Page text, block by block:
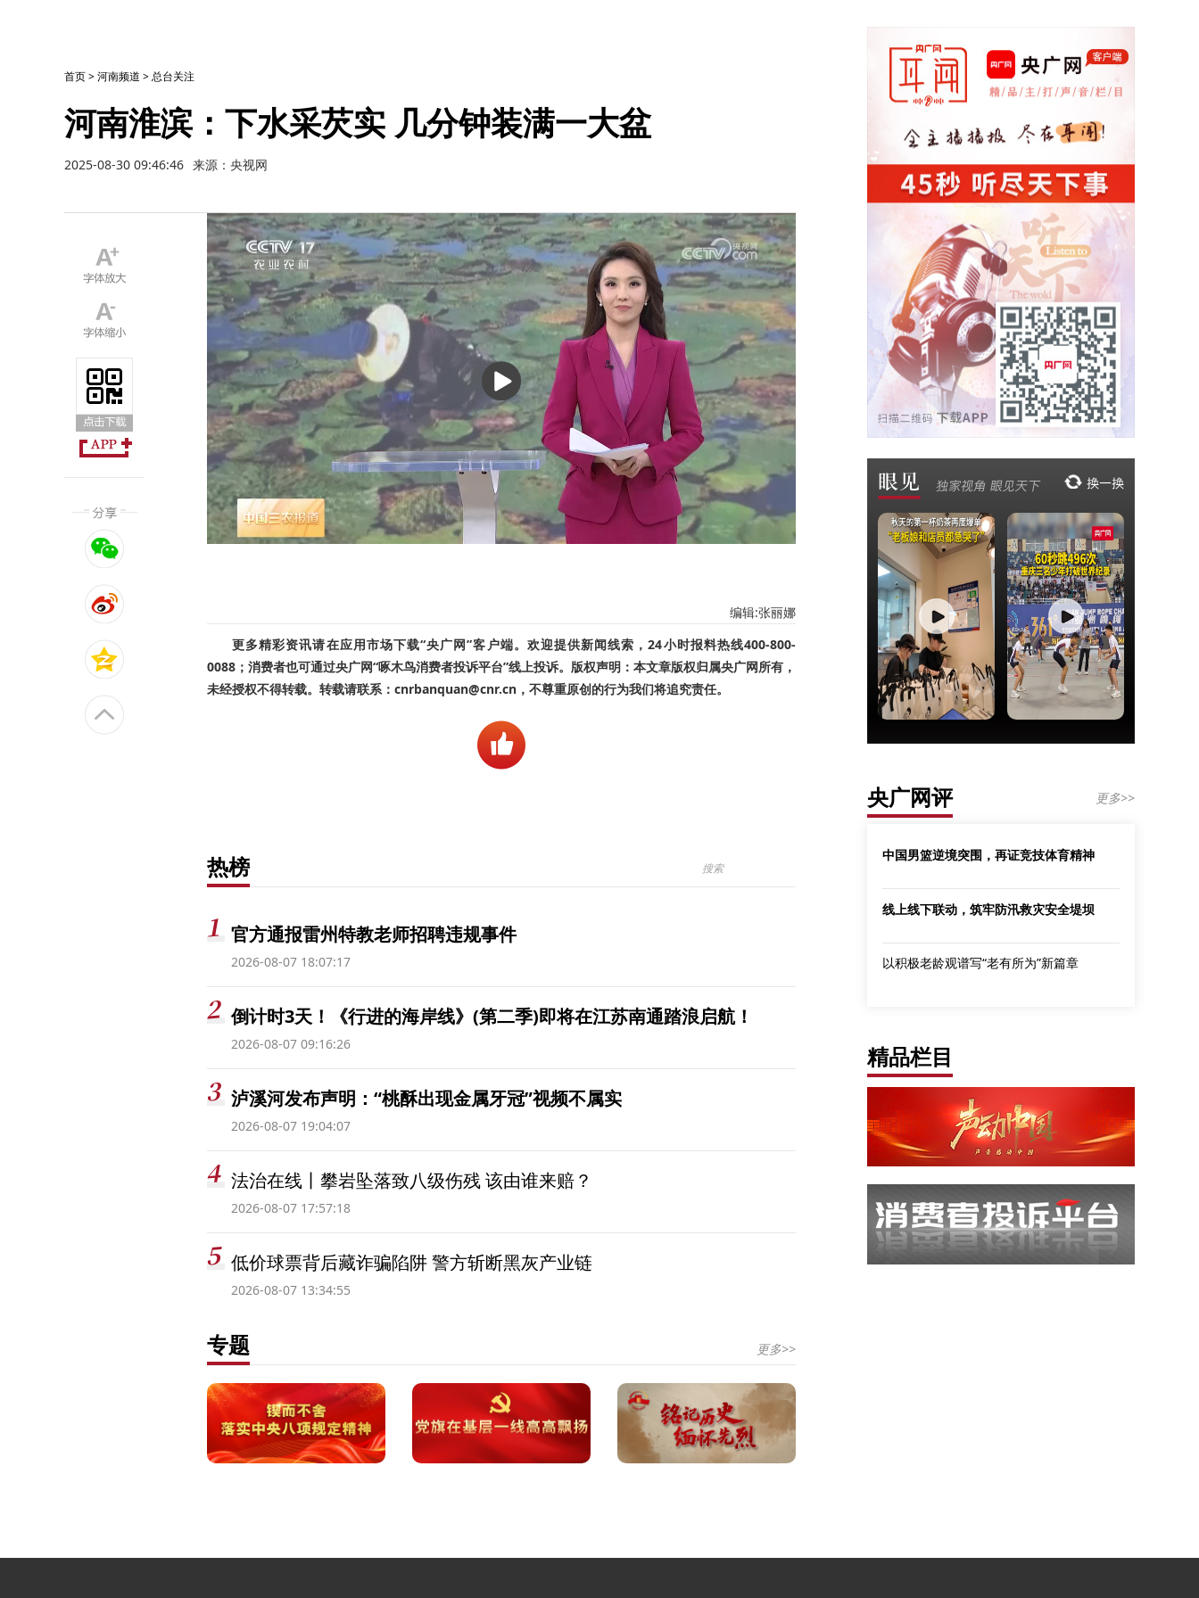
首页>河南频道 >总台关注
河南淮滨：下水采芡实 几分钟装满一大盆
2025-08-30 09:46:46 来源：央视网
播
放
编辑:张丽娜
更多精彩资讯请在应用市场下载“央广网”客户端。欢迎提供新闻线索，24小时报料热线400-800-
0088；消费者也可通过央广网“啄木鸟消费者投诉平台”线上投诉。版权声明：本文章版权归属央广网所有，
未经授权不得转载。转载请联系：cnrbanquan@cnr.cn，不尊重原创的行为我们将追究责任。
热榜
官方通报雷州特教老师招聘违规事件
2026-08-07 18:07:17
倒计时3天！《行进的海岸线》(第二季)即将在江苏南通踏浪启航！
2026-08-07 09:16:26
泸溪河发布声明：“桃酥出现金属牙冠”视频不属实
2026-08-07 19:04:07
法治在线丨攀岩坠落致八级伤残 该由谁来赔？
2026-08-07 17:57:18
低价球票背后藏诈骗陷阱 警方斩断黑灰产业链
2026-08-07 13:34:55
专题 更多>>
央广网评 更多>>
中国男篮逆境突围，再证竞技体育精神
线上线下联动，筑牢防汛救灾安全堤坝
以积极老龄观谱写“老有所为”新篇章
精品栏目